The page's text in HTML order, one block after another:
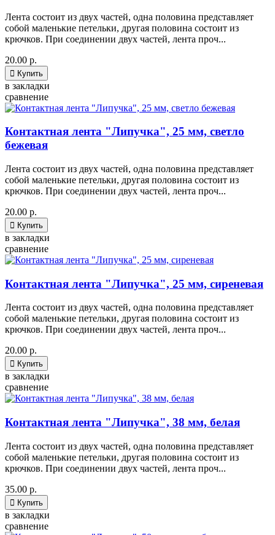
Лента состоит из двух частей, одна половина представляет
собой маленькие петельки, другая половина состоит из
крючков. При соединении двух частей, лента проч...
20.00 р.
 Купить
в закладки
сравнение
Контактная лента "Липучка", 25 мм, светло
бежевая
Лента состоит из двух частей, одна половина представляет
собой маленькие петельки, другая половина состоит из
крючков. При соединении двух частей, лента проч...
20.00 р.
 Купить
в закладки
сравнение
Контактная лента "Липучка", 25 мм, сиреневая
Лента состоит из двух частей, одна половина представляет
собой маленькие петельки, другая половина состоит из
крючков. При соединении двух частей, лента проч...
20.00 р.
 Купить
в закладки
сравнение
Контактная лента "Липучка", 38 мм, белая
Лента состоит из двух частей, одна половина представляет
собой маленькие петельки, другая половина состоит из
крючков. При соединении двух частей, лента проч...
35.00 р.
 Купить
в закладки
сравнение